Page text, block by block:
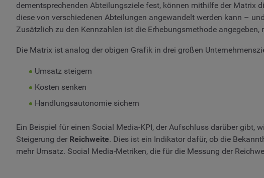
dementsprechenden Abteilungsziele fest, können mithilfe der Matrix
diese von verschiedenen Abteilungen angewandelt werden kann –
Zusätzlich zu den Kennzahlen ist die Erhebungsmethode
Die Matrix ist analog der obigen Grafik in drei großen
Umsatz steigern
Kosten senken
Handlungsautonomie sichern
Ein Beispiel für einen Social Media-KPI, der Aufschluss darüber
Steigerung der Reichweite. Dies ist ein Indikator dafür, ob die
mehr Umsatz. Social Media-Metriken, die für die Messung der